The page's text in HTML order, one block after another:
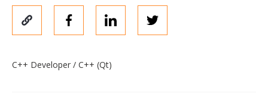
C++ Developer / C++ (Qt)